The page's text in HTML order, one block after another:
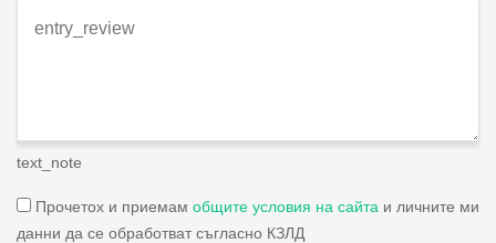
text_note
Прочетох и приемам общите условия на сайта и личните ми
данни да се обработват съгласно КЗЛД